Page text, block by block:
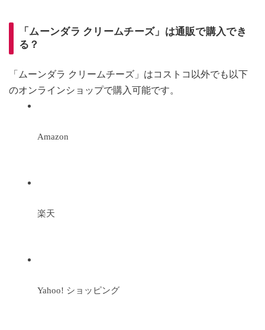
「ムーンダラ クリームチーズ」は通販で購入でき
る？
「ムーンダラ クリームチーズ」はコストコ以外でも以下
のオンラインショップで購入可能です。
Amazon
楽天
Yahoo! ショッピング